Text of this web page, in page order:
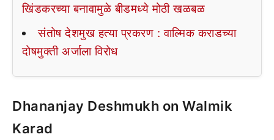
खिंडकरच्या बनावामुळे बीडमध्ये मोठी खळबळ
संतोष देशमुख हत्या प्रकरण : वाल्मिक कराडच्या
दोषमुक्ती अर्जाला विरोध
Dhananjay Deshmukh on Walmik
Karad